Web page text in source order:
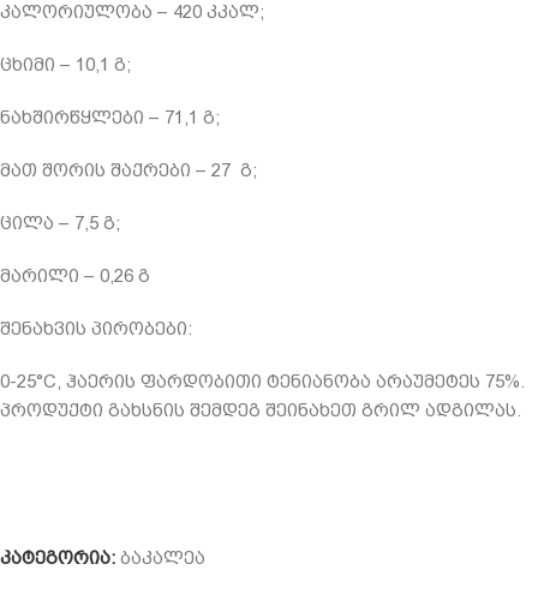
კალორიულობა – 420 კკალ;
ცხიმი – 10,1 გ;
ნახშირწყლები – 71,1 გ;
მათ შორის შაქრები – 27 გ;
ცილა – 7,5 გ;
მარილი – 0,26 გ
შენახვის პირობები:
0-25°C, ჰაერის ფარდობითი ტენიანობა არაუმეტეს 75%.
პროდუქტი გახსნის შემდეგ შეინახეთ გრილ ადგილას.
კატეგორია: ბაკალეა